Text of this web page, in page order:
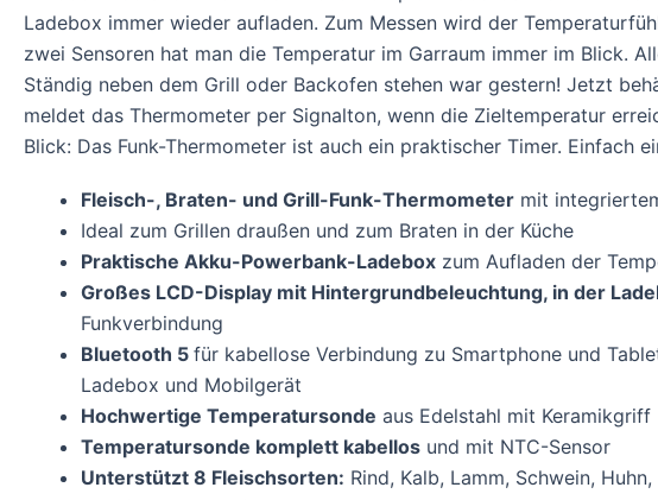
Ladebox immer wieder aufladen. Zum Messen wird der
zwei Sensoren hat man die Temperatur im Garraum immer im Blick.
Ständig neben dem Grill oder Backofen stehen war gestern! Jetzt
meldet das Thermometer per Signalton, wenn die Zieltemperatur
Blick: Das Funk-Thermometer ist auch ein praktischer Timer. Einfach
Fleisch-, Braten- und Grill-Funk-Thermometer mit
Ideal zum Grillen draußen und zum Braten in der Küche
Praktische Akku-Powerbank-Ladebox zum Aufladen der
Großes LCD-Display mit Hintergrundbeleuchtung, in der
Funkverbindung
Bluetooth 5 für kabellose Verbindung zu Smartphone und
Ladebox und Mobilgerät
Hochwertige Temperatursonde aus Edelstahl mit Keramikgriff
Temperatursonde komplett kabellos und mit NTC-Sensor
Unterstützt 8 Fleischsorten: Rind, Kalb, Lamm, Schwein,